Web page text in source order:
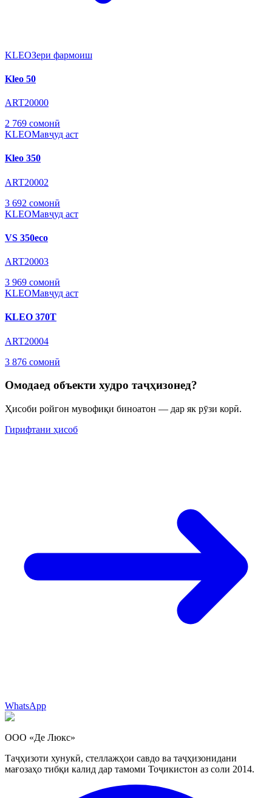
KLEOЗери фармоиш
Kleo 50
ART20000
2 769 сомонӣ
KLEOМавҷуд аст
Kleo 350
ART20002
3 692 сомонӣ
KLEOМавҷуд аст
VS 350eco
ART20003
3 969 сомонӣ
KLEOМавҷуд аст
KLEO 370T
ART20004
3 876 сомонӣ
Омодаед объекти худро таҷҳизонед?
Ҳисоби ройгон мувофиқи биноатон — дар як рӯзи корӣ.
Гирифтани ҳисоб
WhatsApp
ООО «Де Люкс»
Таҷҳизоти хунукӣ, стеллажҳои савдо ва таҷҳизонидани
мағозаҳо тибқи калид дар тамоми Тоҷикистон аз соли 2014.